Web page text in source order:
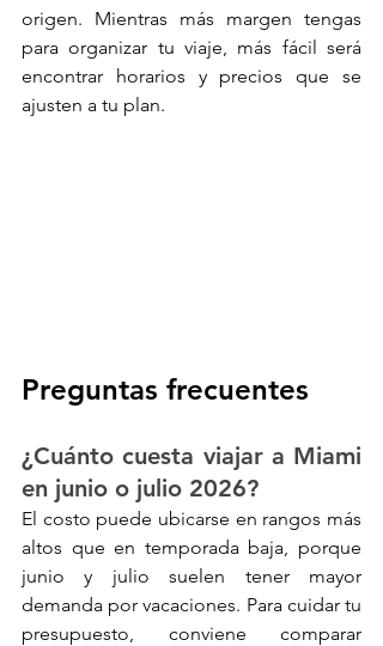
origen. Mientras más margen tengas
para organizar tu viaje, más fácil será
encontrar horarios y precios que se
ajusten a tu plan.
Preguntas frecuentes
¿Cuánto cuesta viajar a Miami
en junio o julio 2026?
El costo puede ubicarse en rangos más
altos que en temporada baja, porque
junio y julio suelen tener mayor
demanda por vacaciones. Para cuidar tu
presupuesto, conviene comparar